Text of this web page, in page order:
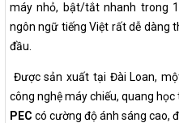
máy nhỏ, bật/tắt nhanh trong
ngôn ngữ tiếng Việt rất dễ dàng
đầu.
Được sản xuất tại Đài Loan,
công nghệ máy chiếu, quang
PEC có cường độ ánh sáng cao,